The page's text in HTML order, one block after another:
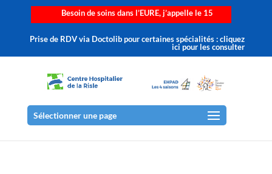
Besoin de soins dans l’EURE, j’appelle le 15
Prise de RDV via Doctolib pour certaines spécialités : cliquez
ici pour les consulter
Sélectionner une page